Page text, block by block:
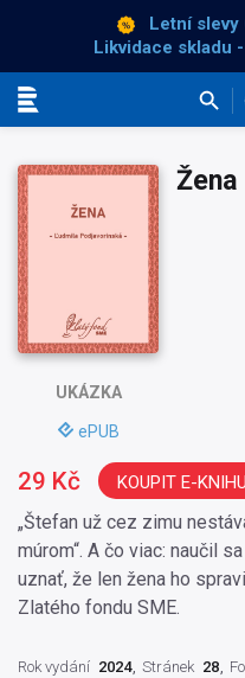
Letní slevy
Likvidace skladu
UKÁZKA
ePUB
Žena
„Štefan už cez zimu
múrom“. A čo viac: naučil
uznať, že len žena ho
Zlatého fondu SME.
29 Kč KOUPIT E-KNIHU
Rok vydání 2024 Stránek 28